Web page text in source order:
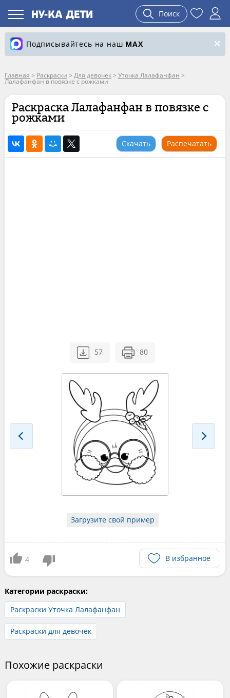
Поиск
Подписывайтесь на наш MAX
Главная > Раскраски > Для девочек> Уточка Лалафанфан >
Лалафанфан в повязке с рожками
Раскраска Лалафанфан в повязке с
рожками
Скачать Распечатать
57 80
Загрузите свой пример
4 В избранное
Категории раскраски:
Раскраски Уточка Лалафанфан
Раскраски для девочек
Похожие раскраски